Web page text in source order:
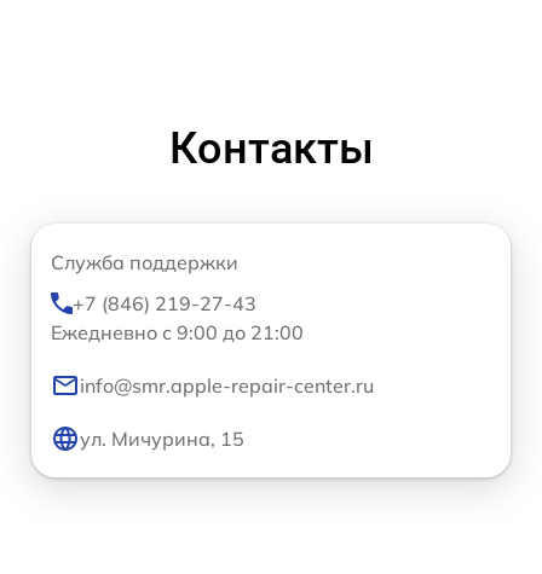
Контакты
Служба поддержки
+7 (846) 219-27-43
Ежедневно с 9:00 до 21:00
info@smr.apple-repair-center.ru
ул. Мичурина, 15